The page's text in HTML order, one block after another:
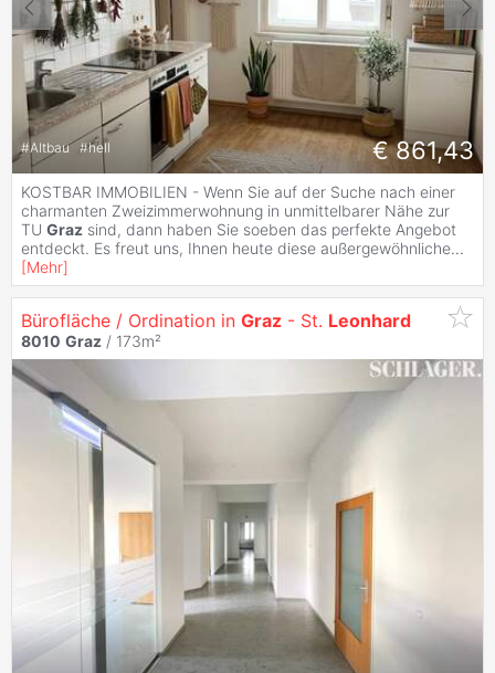
#Altbau #hell € 861,43
KOSTBAR IMMOBILIEN - Wenn Sie auf der Suche nach einer
charmanten Zweizimmerwohnung in unmittelbarer Nähe zur
TU Graz sind, dann haben Sie soeben das perfekte Angebot
entdeckt. Es freut uns, Ihnen heute diese außergewöhnliche...
[Mehr]
Bürofläche / Ordination in Graz - St. Leonhard
8010 Graz / 173m²